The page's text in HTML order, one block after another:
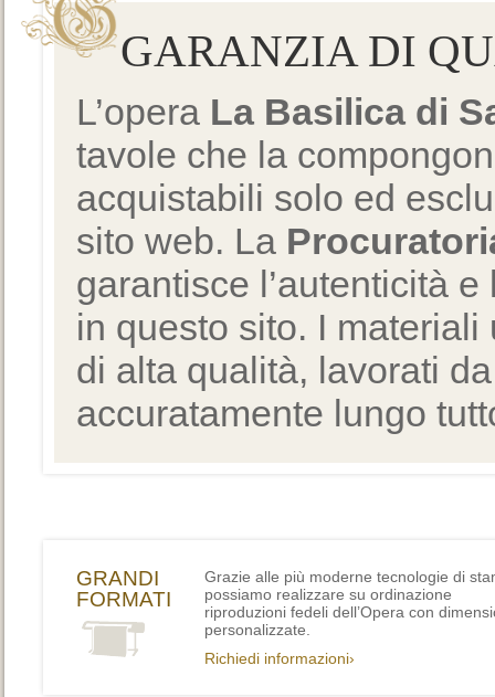
GARANZIA DI
L’opera La Basilica di
tavole che la
acquistabili solo ed
sito web. La
garantisce l’autenticità
in questo sito. I
di alta qualità, lavorati
accuratamente lungo
GRANDI
FORMATI
Grazie alle più moderne tecnologie di
possiamo realizzare su ordinazione
riproduzioni fedeli dell’Opera con
personalizzate.
Richiedi informazioni›